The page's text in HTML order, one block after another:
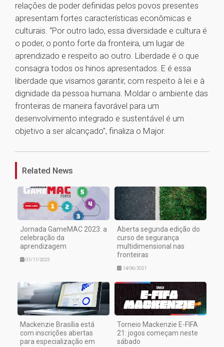
relações de poder definidas pelos povos presentes
apresentam fortes características econômicas e
culturais. “Por outro lado, essa diversidade e cultura é
o poder, o ponto forte da fronteira, um lugar de
aprendizado e respeito ao outro. Liberdade é o que
consagra todos os hinos apresentados. E é essa
liberdade que visamos garantir, com respeito à lei e à
dignidade da pessoa humana. Moldar o ambiente das
fronteiras de maneira favorável para um
desenvolvimento integrado e sustentável é um
objetivo a ser alcançado”, finaliza o Major.
1
Related News
Jornada GameMAC 2023: a
celebração da
aprendizagem
01/11/2023
Aberta segunda edição do
curso de segurança
multidimensional nas
fronteiras
14/06/2021
Mackenzie Brasília está
com inscrições abertas
para especialização em
Torneio Mackenzie E-FIFA
21: jogos começam neste
sábado